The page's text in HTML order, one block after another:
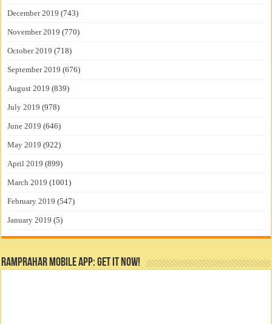
December 2019 (743)
November 2019 (770)
October 2019 (718)
September 2019 (676)
August 2019 (839)
July 2019 (978)
June 2019 (646)
May 2019 (922)
April 2019 (899)
March 2019 (1001)
February 2019 (547)
January 2019 (5)
RamPrahar Mobile App: Get it Now!